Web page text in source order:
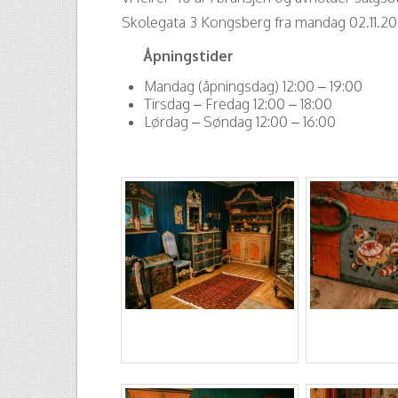
Skolegata 3 Kongsberg fra mandag
Åpningstider
Mandag (åpningsdag) 12:00 – 19:00
Tirsdag – Fredag 12:00 – 18:00
Lørdag – Søndag 12:00 – 16:00